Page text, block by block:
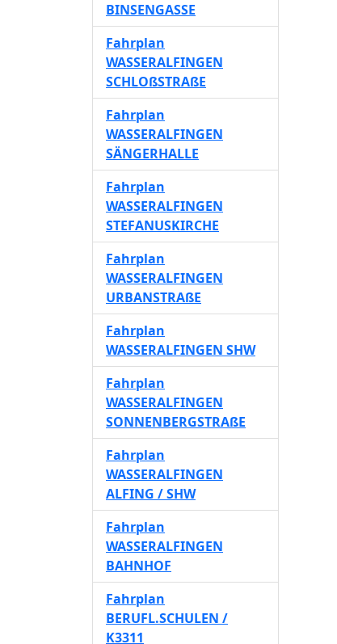
BINSENGASSE
Fahrplan
WASSERALFINGEN
SCHLOßSTRAßE
Fahrplan
WASSERALFINGEN
SÄNGERHALLE
Fahrplan
WASSERALFINGEN
STEFANUSKIRCHE
Fahrplan
WASSERALFINGEN
URBANSTRAßE
Fahrplan
WASSERALFINGEN SHW
Fahrplan
WASSERALFINGEN
SONNENBERGSTRAßE
Fahrplan
WASSERALFINGEN
ALFING / SHW
Fahrplan
WASSERALFINGEN
BAHNHOF
Fahrplan
BERUFL.SCHULEN /
K3311